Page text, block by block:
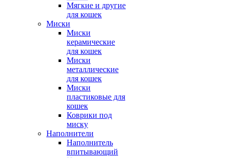
Мягкие и другие
для кошек
Миски
Миски
керамические
для кошек
Миски
металлические
для кошек
Миски
пластиковые для
кошек
Коврики под
миску
Наполнители
Наполнитель
впитывающий